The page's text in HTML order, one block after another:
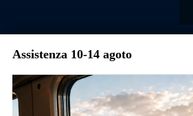
Menu
Assistenza 10-14 agoto